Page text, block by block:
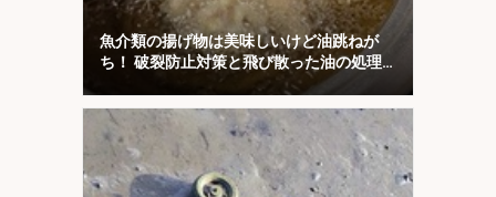
魚介類の揚げ物は美味しいけど油跳ねが
ち！ 破裂防止対策と飛び散った油の処理